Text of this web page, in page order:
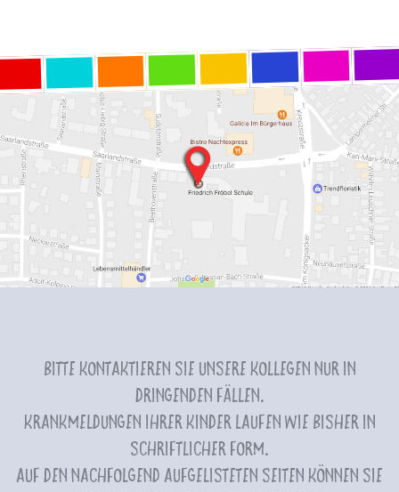
Bitte kontaktieren Sie unsere Kollegen nur in
dringenden Fällen.
Krankmeldungen Ihrer Kinder laufen wie bisher in
schriftlicher Form.
Auf den nachfolgend aufgelisteten Seiten können Sie